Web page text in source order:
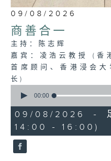
09/08/2026
商善合一
主持：陈志辉
嘉宾：凌浩云教授 (香
首席顾问、香港浸会
长)
seconds
1
hour,
43
minutes,
6
seconds
00:00
09/08/2026 -
14:00 - 16:00)